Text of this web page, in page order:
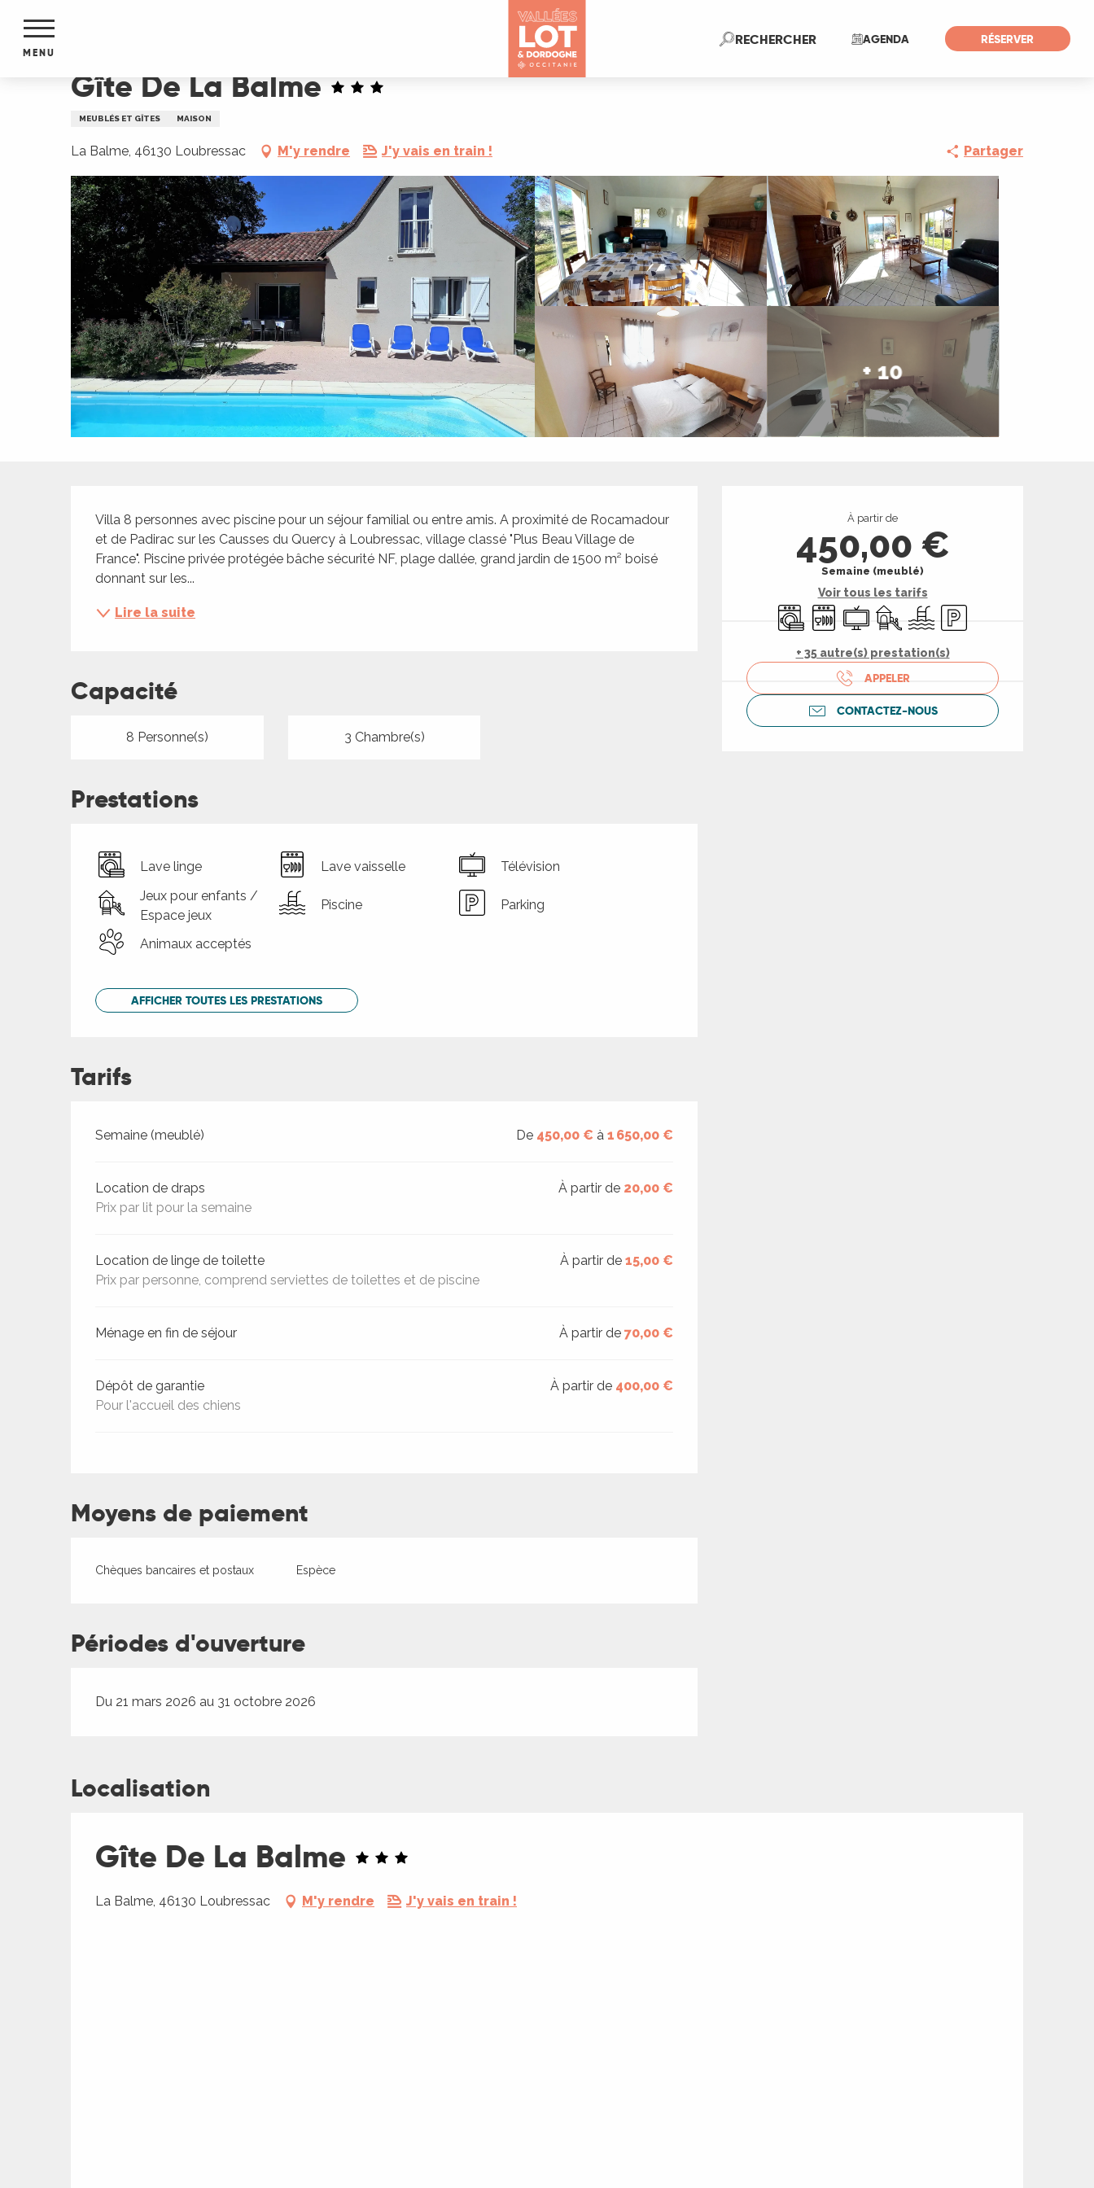
contenu
AGENDA RÉSERVER
RECHERCHERRecherche
MENU
Gîte De La Balme
MEUBLÉS ET GÎTES MAISON
La Balme, 46130 Loubressac M'y rendre J'y vais en train ! Partager
+ 10
Ouverture et
À partir de
450,00 €
Semaine (meublé)
Voir tous les tarifs
Lave lingeLave vaisselle
TélévisionJeux pour enfants / Espace jeux
PiscineParking
+ 35 autre(s) prestation(s)
APPELER
CONTACTEZ-NOUS
Description
Villa 8 personnes avec piscine pour un séjour familial ou entre amis. A proximité de Rocamadour
et de Padirac sur les Causses du Quercy à Loubressac, village classé "Plus Beau Village de
France". Piscine privée protégée bâche sécurité NF, plage dallée, grand jardin de 1500 m² boisé
donnant sur les...
Lire la suite
Capacité
8 Personne(s) 3 Chambre(s)
Prestations
Lave linge Lave vaisselle
Télévision
Jeux pour enfants /
Espace jeux
Piscine Parking
Animaux acceptés
AFFICHER TOUTES LES PRESTATIONS
Tarifs
Tarifs 2026
Semaine (meublé) De 450,00 € à1 650,00 €
Location de draps
Prix par lit pour la semaine
À partir de 20,00 €
Location de linge de toilette
Prix par personne, comprend serviettes de toilettes et de piscine
À partir de15,00 €
Ménage en fin de séjour À partir de70,00 €
Dépôt de garantie
Pour l'accueil des chiens
À partir de 400,00 €
Moyens de paiement
Chèques bancaires et postaux Espèce
Périodes d'ouverture
Du 21 mars 2026 au 31 octobre 2026
Localisation
Gîte De La Balme
La Balme, 46130 Loubressac M'y rendre J'y vais en train !